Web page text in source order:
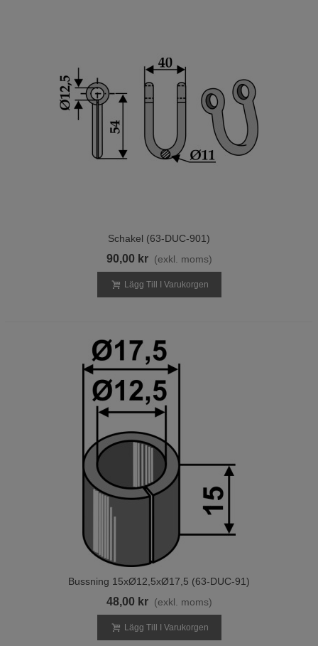
Schakel (63-DUC-901)
90,00 kr (exkl. moms)
Lägg Till I Varukorgen
Bussning 15xØ12,5xØ17,5 (63-DUC-91)
48,00 kr (exkl. moms)
Lägg Till I Varukorgen